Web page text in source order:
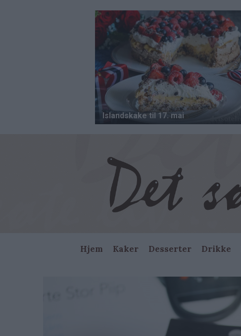
Main
navigation
Hjem Kaker Desserter Drikke